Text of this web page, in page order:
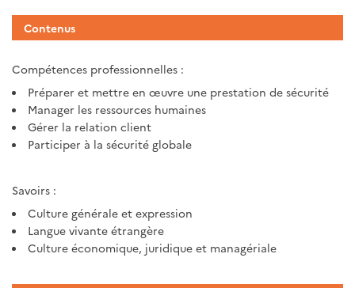
Contenus
Compétences professionnelles :
Préparer et mettre en œuvre une prestation de sécurité
Manager les ressources humaines
Gérer la relation client
Participer à la sécurité globale
Savoirs :
Culture générale et expression
Langue vivante étrangère
Culture économique, juridique et managériale